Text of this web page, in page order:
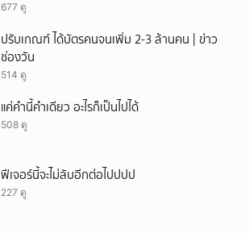
677 ดู
ปรับเกณฑ์ ได้บัตรคนจนเพิ่ม 2-3 ล้านคน | ข่าว
ช่องวัน
514 ดู
แค่คำนี้คำเดียว อะไรก็เป็นไปได้
508 ดู
ฟีเจอร์นี้จะไม่ลับอีกต่อไปปปป
227 ดู